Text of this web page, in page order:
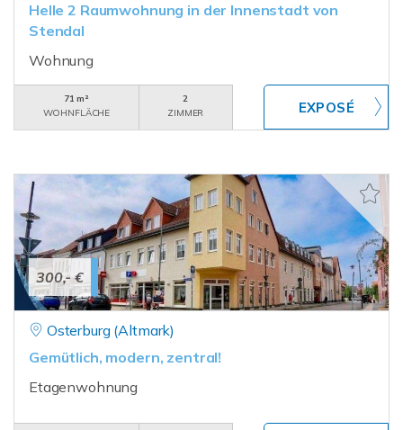
Helle 2 Raumwohnung in der Innenstadt von
Stendal
Wohnung
71 m²
WOHNFLÄCHE
2
ZIMMER
300,- €
Osterburg (Altmark)
Gemütlich, modern, zentral!
Etagenwohnung